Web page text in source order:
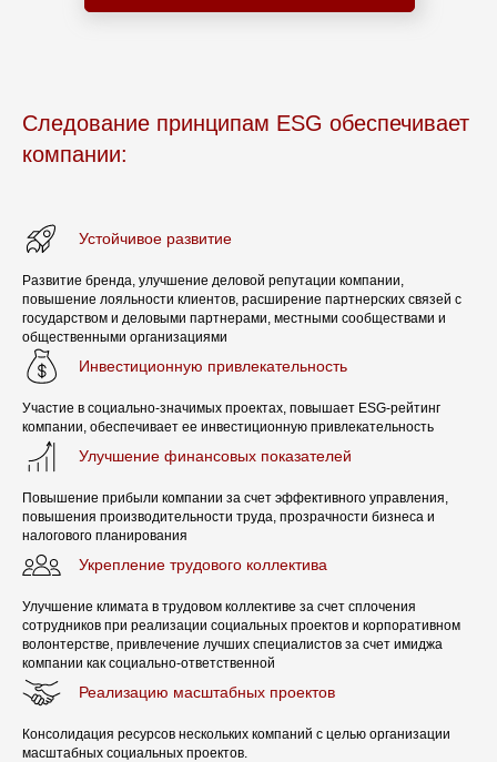
Следование принципам ESG обеспечивает
компании:
Устойчивое развитие
Развитие бренда, улучшение деловой репутации компании,
повышение лояльности клиентов, расширение партнерских связей с
государством и деловыми партнерами, местными сообществами и
общественными организациями
Инвестиционную привлекательность
Участие в социально-значимых проектах, повышает ESG-рейтинг
компании, обеспечивает ее инвестиционную привлекательность
Улучшение финансовых показателей
Повышение прибыли компании за счет эффективного управления,
повышения производительности труда, прозрачности бизнеса и
налогового планирования
Укрепление трудового коллектива
Улучшение климата в трудовом коллективе за счет сплочения
сотрудников при реализации социальных проектов и корпоративном
волонтерстве, привлечение лучших специалистов за счет имиджа
компании как социально-ответственной
Реализацию масштабных проектов
Консолидация ресурсов нескольких компаний с целью организации
масштабных социальных проектов.